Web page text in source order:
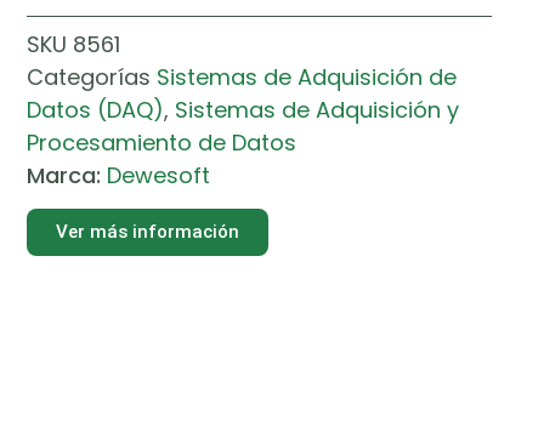
SKU 8561
Categorías Sistemas de Adquisición de
Datos (DAQ), Sistemas de Adquisición y
Procesamiento de Datos
Marca: Dewesoft
Ver más información